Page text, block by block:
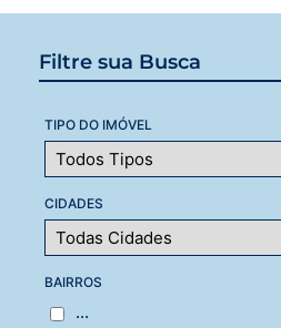
Filtre sua Busca
TIPO DO IMÓVEL
CIDADES
BAIRROS
...